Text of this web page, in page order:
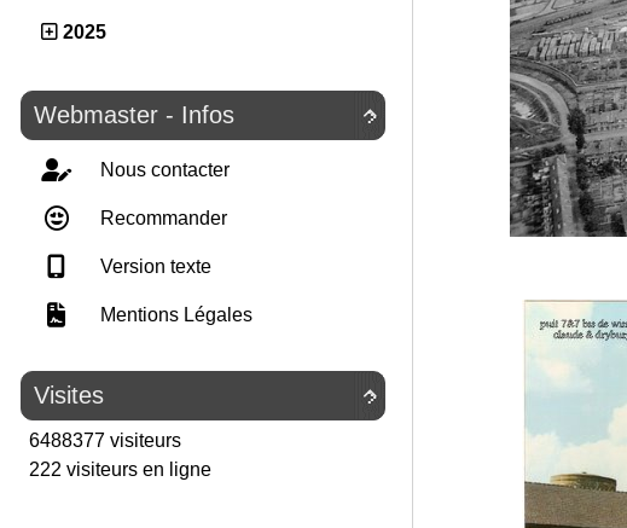
2025

Webmaster - Infos
Nous contacter
Recommander
Version texte
Mentions Légales

Visites
6488377 visiteurs
222 visiteurs en ligne